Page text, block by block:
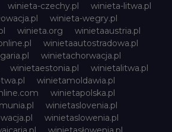
winieta-czechy.pl
winieta-litwa.pl
winieta-wegry.pl
winieta.org
winietaaustria.pl
winietaautostradowa.pl
winietachorwacja.pl
winietaestonia.pl
winietalitwa.pl
winietamoldawia.pl
winietapolska.pl
winietaslovenia.pl
winietaslowenia.pl